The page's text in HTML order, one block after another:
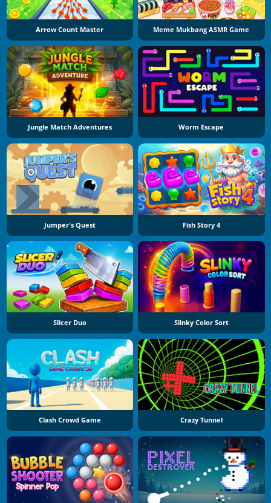
Arrow Count Master Meme Mukbang ASMR Game
Jungle Match Adventures Worm Escape
Jumper's Quest Fish Story 4
Slicer Duo Slinky Color Sort
Clash Crowd Game Crazy Tunnel